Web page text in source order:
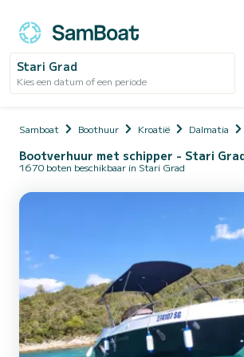
Stari Grad
Kies een datum of een periode
Samboat Boothuur Kroatië Dalmatia
Bootverhuur met schipper - Stari
1670 boten beschikbaar in Stari Grad